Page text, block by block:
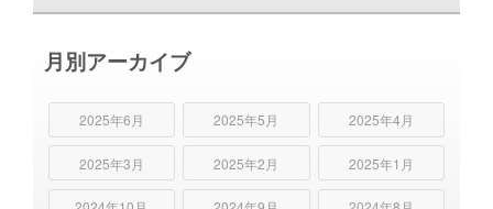
月別アーカイブ
2025年6月 2025年5月 2025年4月
2025年3月 2025年2月 2025年1月